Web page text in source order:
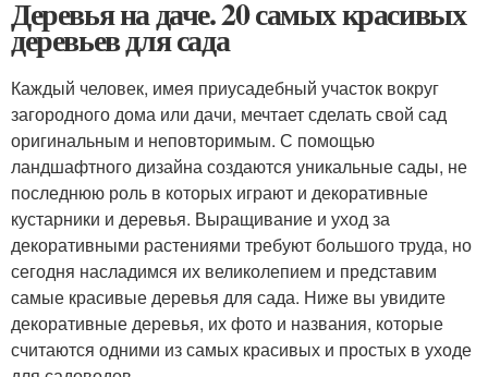
Деревья на даче. 20 самых красивых
деревьев для сада
Каждый человек, имея приусадебный участок вокруг
загородного дома или дачи, мечтает сделать свой сад
оригинальным и неповторимым. С помощью
ландшафтного дизайна создаются уникальные сады, не
последнюю роль в которых играют и декоративные
кустарники и деревья. Выращивание и уход за
декоративными растениями требуют большого труда, но
сегодня насладимся их великолепием и представим
самые красивые деревья для сада. Ниже вы увидите
декоративные деревья, их фото и названия, которые
считаются одними из самых красивых и простых в уходе